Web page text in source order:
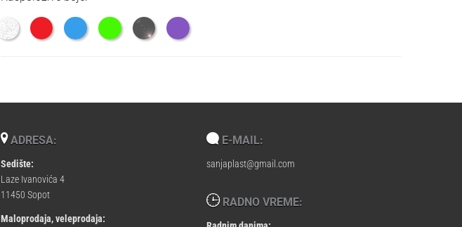
ADRESA:
Sedište:
Laze Ivanovića 4
11450 Sopot
Maloprodaja, veleprodaja:
E-MAIL:
sanjaplast@gmail.com
RADNO VREME: